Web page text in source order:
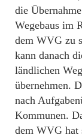
die
Wegebaus im
dem WVG zu
kann danach
ländlichen
übernehmen.
nach
Kommunen.
dem WVG hat